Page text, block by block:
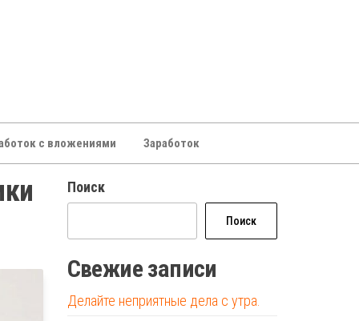
с вложениями Заработок
Поиск
Поиск
Свежие записи
Делайте неприятные дела с утра.